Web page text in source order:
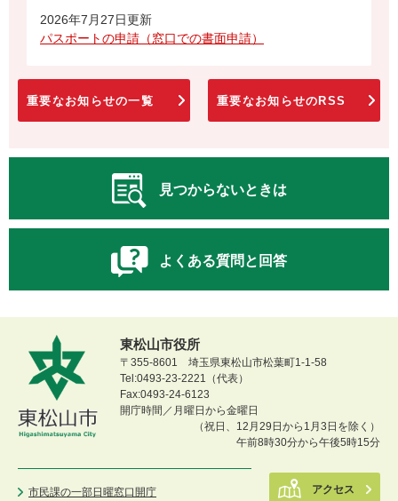
2026年7月27日更新
パスポートの申請（窓口での書面申請）
重要なお知らせの一覧 重要なお知らせのRSS
見つからないときは
よくある質問と回答
東松山市役所
〒355-8601 埼玉県東松山市松葉町1-1-58
Tel:0493-23-2221（代表）
Fax:0493-24-6123
開庁時間／月曜日から金曜日
（祝日、12月29日から1月3日を除く）
午前8時30分から午後5時15分
市民課の一部日曜窓口開庁 アクセス